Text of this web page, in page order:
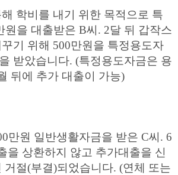
학비를 내기 위한 목적으로 특
원을 대출받은 B씨. 2달 뒤 갑작스
기 위해 500만원을 특정용도자
받았습니다. (특정용도자금은 용
뒤에 추가 대출이 가능)
만원 일반생활자금을 받은 C씨. 6
을 상환하지 않고 추가대출을 신
거절(부결)되었습니다. (연체 또는